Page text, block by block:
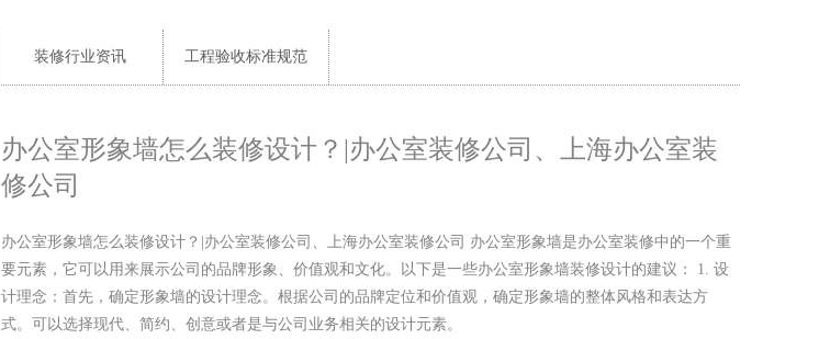
装修行业资讯 工程验收标准规范
办公室形象墙怎么装修设计？|办公室装修公司、上海办公室装
修公司
办公室形象墙怎么装修设计？|办公室装修公司、上海办公室装修公司 办公室形象墙是办公室装修中的一个重
要元素，它可以用来展示公司的品牌形象、价值观和文化。以下是一些办公室形象墙装修设计的建议： 1. 设
计理念：首先，确定形象墙的设计理念。根据公司的品牌定位和价值观，确定形象墙的整体风格和表达方
式。可以选择现代、简约、创意或者是与公司业务相关的设计元素。